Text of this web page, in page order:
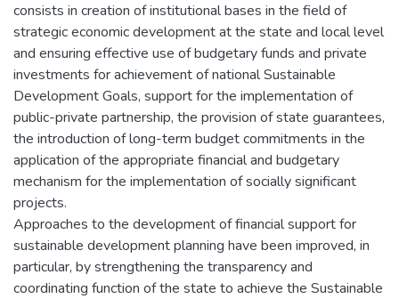
consists in creation of institutional bases in the field of
strategic economic development at the state and local level
and ensuring effective use of budgetary funds and private
investments for achievement of national Sustainable
Development Goals, support for the implementation of
public-private partnership, the provision of state guarantees,
the introduction of long-term budget commitments in the
application of the appropriate financial and budgetary
mechanism for the implementation of socially significant
projects.
Approaches to the development of financial support for
sustainable development planning have been improved, in
particular, by strengthening the transparency and
coordinating function of the state to achieve the Sustainable